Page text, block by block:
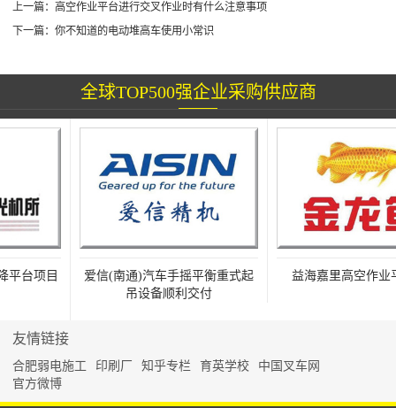
上一篇： 高空作业平台进行交叉作业时有什么注意事项
下一篇：你不知道的电动堆高车使用小常识
全球TOP500强企业采购供应商
台项目
爱信(南通)汽车手摇平衡重式起
吊设备顺利交付
益海嘉里高空作业平
友情链接
合肥弱电施工 印刷厂 知乎专栏 育英学校
中国叉车网
官方微博